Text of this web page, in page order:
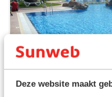
Deze website maakt